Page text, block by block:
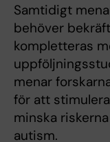
Samtidigt
behöver
kompletteras
menar
för att
minska
autism.